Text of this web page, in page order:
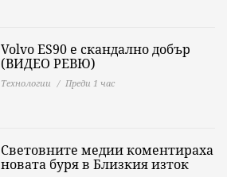
Volvo ES90 е скандално добър
(ВИДЕО РЕВЮ)
Технологии Преди 1 час
Световните медии коментираха
новата буря в Близкия изток